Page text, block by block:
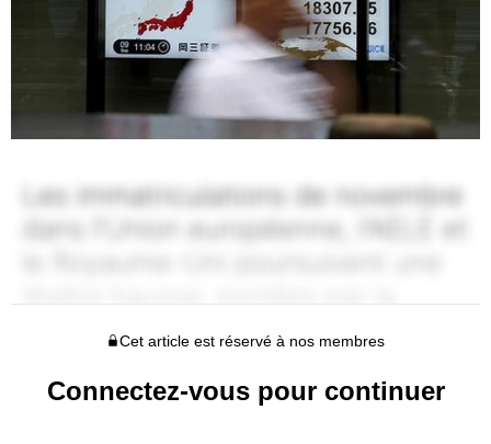
Cet article est réservé à nos membres
Connectez-vous pour continuer